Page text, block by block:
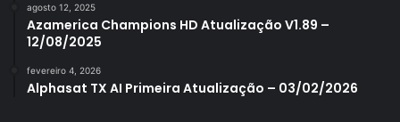
Azamerica S1007 New
Azamerica S1007 Plus
Azamerica S1009
agosto 12, 2025
Azamerica Champions HD Atualização V1.89 –
12/08/2025
fevereiro 4, 2026
Alphasat TX AI Primeira Atualização – 03/02/2026